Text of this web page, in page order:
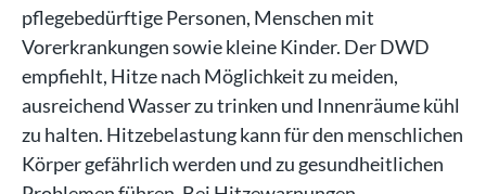
pflegebedürftige Personen, Menschen mit
Vorerkrankungen sowie kleine Kinder. Der DWD
empfiehlt, Hitze nach Möglichkeit zu meiden,
ausreichend Wasser zu trinken und Innenräume kühl
zu halten. Hitzebelastung kann für den menschlichen
Körper gefährlich werden und zu gesundheitlichen